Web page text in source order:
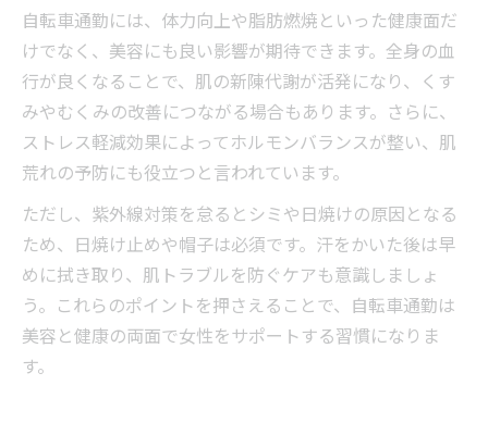
自転車通勤には、体力向上や脂肪燃焼といった健康面だ
けでなく、美容にも良い影響が期待できます。全身の血
行が良くなることで、肌の新陳代謝が活発になり、くす
みやむくみの改善につながる場合もあります。さらに、
ストレス軽減効果によってホルモンバランスが整い、肌
荒れの予防にも役立つと言われています。
ただし、紫外線対策を怠るとシミや日焼けの原因となる
ため、日焼け止めや帽子は必須です。汗をかいた後は早
めに拭き取り、肌トラブルを防ぐケアも意識しましょ
う。これらのポイントを押さえることで、自転車通勤は
美容と健康の両面で女性をサポートする習慣になりま
す。